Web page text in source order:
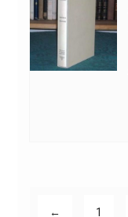
← 1